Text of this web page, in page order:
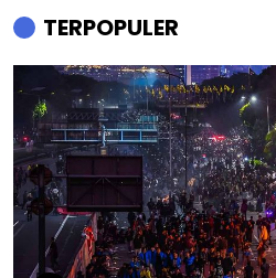
TERPOPULER